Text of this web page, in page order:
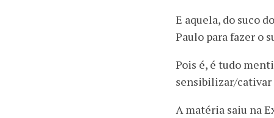
E aquela, do suco
Paulo para fazer o
Pois é, é tudo
sensibilizar/cativar
A matéria saiu na